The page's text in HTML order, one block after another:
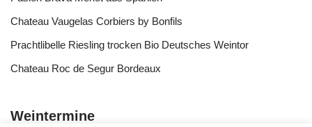
Chateau Vaugelas Corbiers by Bonfils
Prachtlibelle Riesling trocken Bio Deutsches Weintor
Chateau Roc de Segur Bordeaux
Weintermine